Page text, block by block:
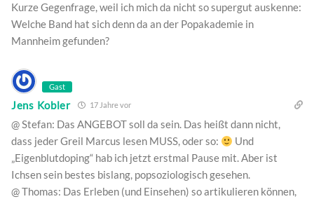
Kurze Gegenfrage, weil ich mich da nicht so supergut auskenne:
Welche Band hat sich denn da an der Popakademie in
Mannheim gefunden?
Gast
Jens Kobler 17 Jahre vor
@ Stefan: Das ANGEBOT soll da sein. Das heißt dann nicht,
dass jeder Greil Marcus lesen MUSS, oder so:
Und
„Eigenblutdoping“ hab ich jetzt erstmal Pause mit. Aber ist
Ichsen sein bestes bislang, popsoziologisch gesehen.
@ Thomas: Das Erleben (und Einsehen) so artikulieren können,